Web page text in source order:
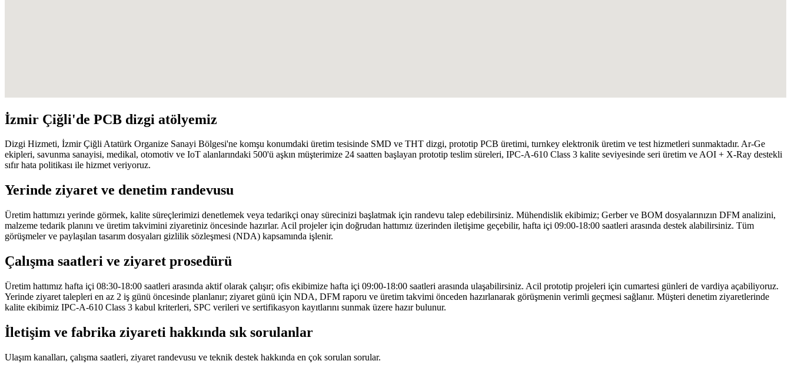
İzmir Çiğli'de PCB dizgi atölyemiz
Dizgi Hizmeti, İzmir Çiğli Atatürk Organize Sanayi Bölgesi'ne komşu konumdaki üretim tesisinde SMD ve THT dizgi, prototip PCB üretimi, turnkey elektronik üretim ve test hizmetleri sunmaktadır. Ar-Ge
ekipleri, savunma sanayisi, medikal, otomotiv ve IoT alanlarındaki 500'ü aşkın müşterimize 24 saatten başlayan prototip teslim süreleri, IPC-A-610 Class 3 kalite seviyesinde seri üretim ve AOI + X-Ray destekli
sıfır hata politikası ile hizmet veriyoruz.
Yerinde ziyaret ve denetim randevusu
Üretim hattımızı yerinde görmek, kalite süreçlerimizi denetlemek veya tedarikçi onay sürecinizi başlatmak için randevu talep edebilirsiniz. Mühendislik ekibimiz; Gerber ve BOM dosyalarınızın DFM analizini,
malzeme tedarik planını ve üretim takvimini ziyaretiniz öncesinde hazırlar. Acil projeler için doğrudan hattımız üzerinden iletişime geçebilir, hafta içi 09:00-18:00 saatleri arasında destek alabilirsiniz. Tüm
görüşmeler ve paylaşılan tasarım dosyaları gizlilik sözleşmesi (NDA) kapsamında işlenir.
Çalışma saatleri ve ziyaret prosedürü
Üretim hattımız hafta içi 08:30-18:00 saatleri arasında aktif olarak çalışır; ofis ekibimize hafta içi 09:00-18:00 saatleri arasında ulaşabilirsiniz. Acil prototip projeleri için cumartesi günleri de vardiya açabiliyoruz.
Yerinde ziyaret talepleri en az 2 iş günü öncesinde planlanır; ziyaret günü için NDA, DFM raporu ve üretim takvimi önceden hazırlanarak görüşmenin verimli geçmesi sağlanır. Müşteri denetim ziyaretlerinde
kalite ekibimiz IPC-A-610 Class 3 kabul kriterleri, SPC verileri ve sertifikasyon kayıtlarını sunmak üzere hazır bulunur.
İletişim ve fabrika ziyareti hakkında sık sorulanlar
Ulaşım kanalları, çalışma saatleri, ziyaret randevusu ve teknik destek hakkında en çok sorulan sorular.